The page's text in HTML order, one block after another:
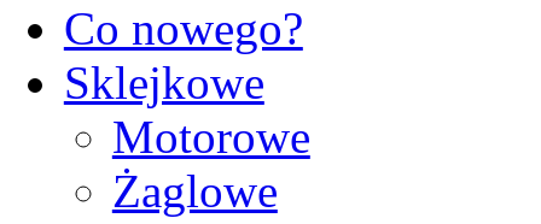
Co nowego?
Sklejkowe
Motorowe
Żaglowe